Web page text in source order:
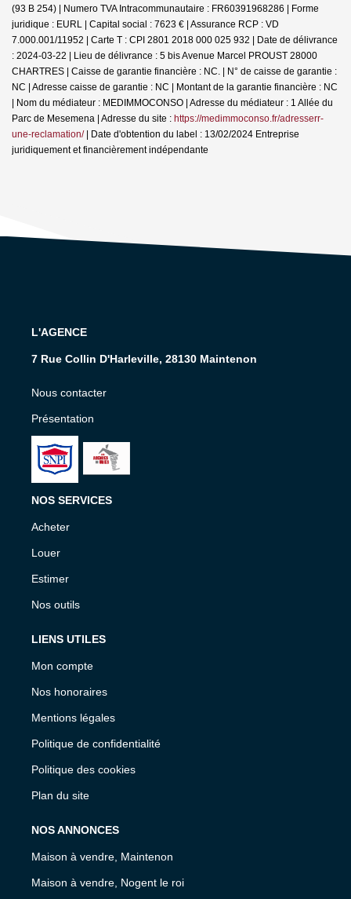
(93 B 254) | Numero TVA Intracommunautaire : FR60391968286 | Forme
juridique : EURL | Capital social : 7623 € | Assurance RCP : VD
7.000.001/11952 | Carte T : CPI 2801 2018 000 025 932 | Date de délivrance
: 2024-03-22 | Lieu de délivrance : 5 bis Avenue Marcel PROUST 28000
CHARTRES | Caisse de garantie financière : NC. | N° de caisse de garantie :
NC | Adresse caisse de garantie : NC | Montant de la garantie financière : NC
| Nom du médiateur : MEDIMMOCONSO | Adresse du médiateur : 1 Allée du
Parc de Mesemena | Adresse du site : https://medimmoconso.fr/adresserr-
une-reclamation/| Date d'obtention du label : 13/02/2024 Entreprise
juridiquement et financièrement indépendante
L'AGENCE
7 Rue Collin D'Harleville, 28130 Maintenon
Nous contacter
Présentation
NOS SERVICES
Acheter
Louer
Estimer
Nos outils
LIENS UTILES
Mon compte
Nos honoraires
Mentions légales
Politique de confidentialité
Politique des cookies
Plan du site
NOS ANNONCES
Maison à vendre, Maintenon
Maison à vendre, Nogent le roi